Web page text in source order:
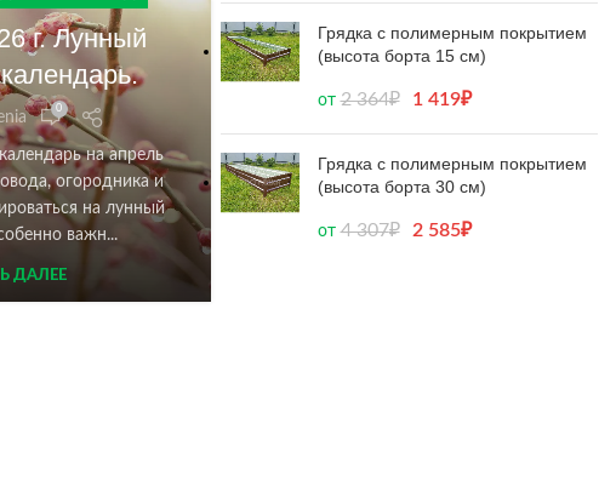
г. Лунный
0
на апрель
огородника и
на лунный
важн...
ДАЛЕЕ
Грядка с полимерным покрытием
(высота борта 15 см)
от 2 364₽ 1 419₽
Грядка с полимерным покрытием
(высота борта 30 см)
от 4 307₽ 2 585₽